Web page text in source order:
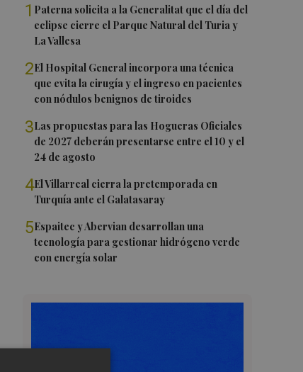
1 Paterna solicita a la Generalitat que el día del
eclipse cierre el Parque Natural del Turia y
La Vallesa
2El Hospital General incorpora una técnica
que evita la cirugía y el ingreso en pacientes
con nódulos benignos de tiroides
3Las propuestas para las Hogueras Oficiales
de 2027 deberán presentarse entre el 10 y el
24 de agosto
4El Villarreal cierra la pretemporada en
Turquía ante el Galatasaray
5Espaitec y Abervian desarrollan una
tecnología para gestionar hidrógeno verde
con energía solar